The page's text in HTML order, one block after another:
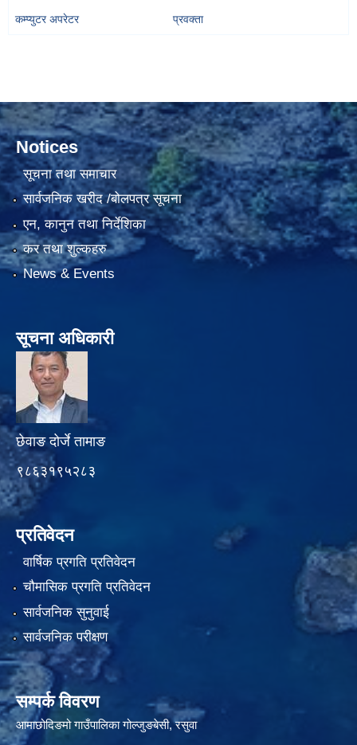
कम्प्युटर अपरेटर प्रवक्ता
Notices
सूचना तथा समाचार
सार्वजनिक खरीद /बोलपत्र सूचना
एन, कानुन तथा निर्देशिका
कर तथा शुल्कहरु
News & Events
सूचना अधिकारी
छेवाङ दोर्जे तामाङ
९८६३१९५२८३
प्रतिवेदन
वार्षिक प्रगति प्रतिवेदन
चौमासिक प्रगति प्रतिवेदन
सार्वजनिक सुनुवाई
सार्वजनिक परीक्षण
सम्पर्क विवरण
आमाछोदिङमो गाउँपालिका गोल्जुङबेसी, रसुवा